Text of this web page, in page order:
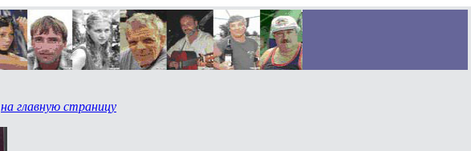
на главную страницу